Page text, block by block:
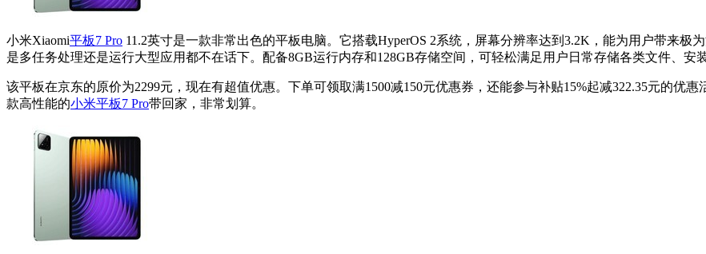
小米Xiaomi平板7 Pro 11.2英寸是一款非常出色的平板电脑。它搭载HyperOS 2系统，屏幕分辨率达到3.2K，能为用户带来极
是多任务处理还是运行大型应用都不在话下。配备8GB运行内存和128GB存储空间，可轻松满足用户日常存储各类文件、安
该平板在京东的原价为2299元，现在有超值优惠。下单可领取满1500减150元优惠券，还能参与补贴15%起减322.35元的优
款高性能的小米平板7 Pro带回家，非常划算。